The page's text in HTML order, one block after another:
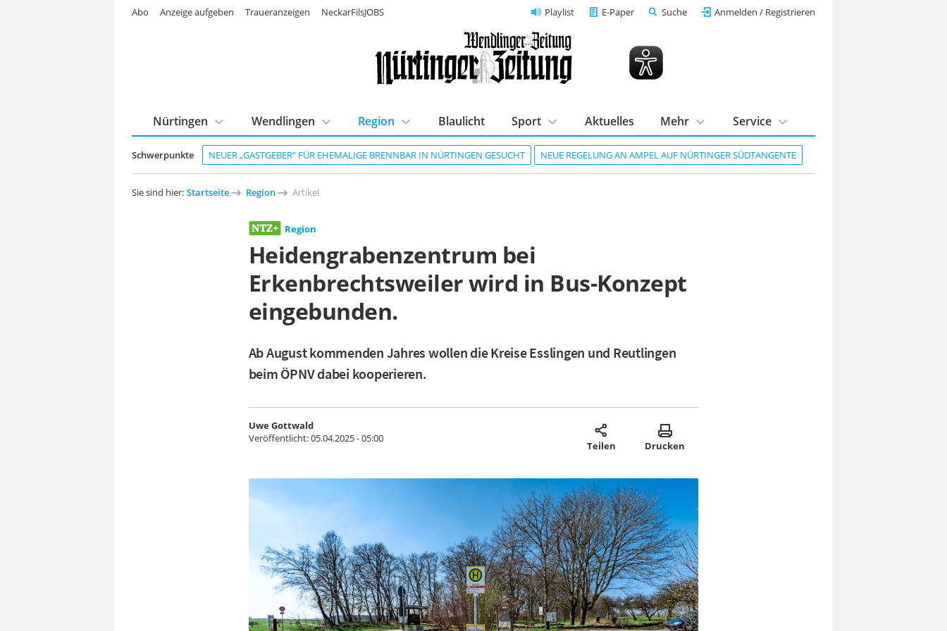
Playlist E-Paper Suche Anmelden / Registrieren
Schwerpunkte NEUER „GASTGEBER“ FÜR EHEMALIGE BRENNBAR IN NÜRTINGEN GESUCHT NEUE REGELUNG AN AMPEL AUF NÜRTINGER SÜDTANGENTE
Nürtingen Wendlingen Region Blaulicht Sport Aktuelles Mehr Service
Abo Anzeige aufgeben Traueranzeigen NeckarFilsJOBS
Sie sind hier: Startseite Region Artikel
Region
Heidengrabenzentrum bei
Erkenbrechtsweiler wird in Bus-Konzept
eingebunden.
Ab August kommenden Jahres wollen die Kreise Esslingen und Reutlingen
beim ÖPNV dabei kooperieren.
Uwe Gottwald
Veröffentlicht:05.04.2025 - 05:00
Teilen Drucken